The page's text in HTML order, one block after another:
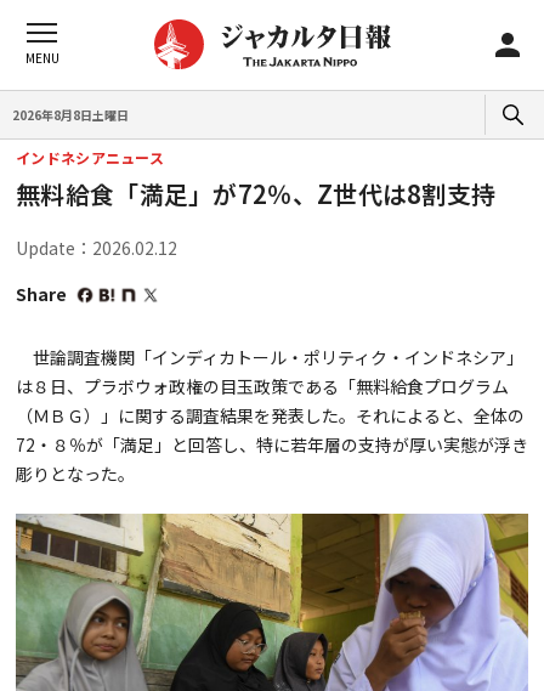
2026年8月8日土曜日
インドネシアニュース
無料給食「満足」が72％、Z世代は8割支持
Update：2026.02.12
Share
世論調査機関「インディカトール・ポリティク・インドネシア」
は８日、プラボウォ政権の目玉政策である「無料給食プログラム
（ＭＢＧ）」に関する調査結果を発表した。それによると、全体の
72・８％が「満足」と回答し、特に若年層の支持が厚い実態が浮き
彫りとなった。